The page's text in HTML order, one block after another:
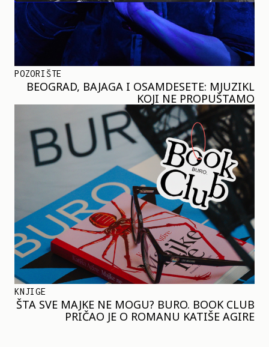
POZORIŠTE
BEOGRAD, BAJAGA I OSAMDESETE: MJUZIKL
KOJI NE PROPUŠTAMO
KNJIGE
ŠTA SVE MAJKE NE MOGU? BURO. BOOK CLUB
PRIČAO JE O ROMANU KATIŠE AGIRE